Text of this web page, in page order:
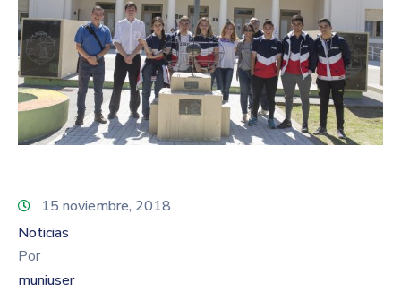
15 noviembre, 2018
Noticias
Por
muniuser